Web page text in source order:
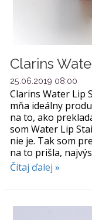
Clarins
25.06.2019 08:00
Clarins Water Lip
mňa ideálny
na to, ako
som Water Lip
nie je. Tak som
na to prišla,
Čítaj ďalej »